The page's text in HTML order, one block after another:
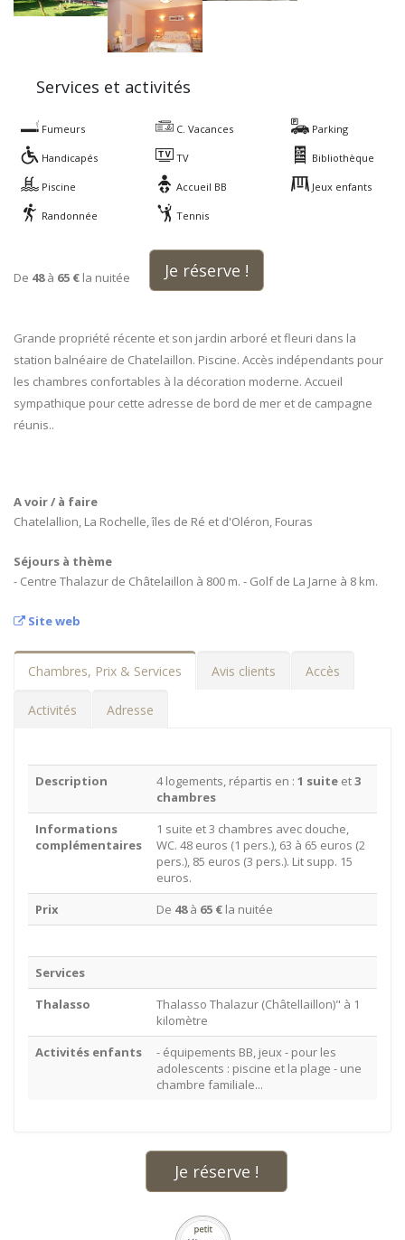
Services et activités
Fumeurs C. Vacances Parking
Handicapés TV Bibliothèque
Piscine Accueil BB Jeux enfants
Randonnée Tennis
De 48à 65 € la nuitée Je réserve !
Grande propriété récente et son jardin arboré et fleuri dans la
station balnéaire de Chatelaillon. Piscine. Accès indépendants pour
les chambres confortables à la décoration moderne. Accueil
sympathique pour cette adresse de bord de mer et de campagne
réunis..
A voir / à faire
Chatelallion, La Rochelle, îles de Ré et d'Oléron, Fouras
Séjours à thème
- Centre Thalazur de Châtelaillon à 800 m. - Golf de La Jarne à 8 km.
Site web
Chambres, Prix & Services Avis clients Accès
Activités Adresse
Description 4 logements, répartis en : 1 suite et3
chambres
Informations
complémentaires
1 suite et 3 chambres avec douche,
WC. 48 euros (1 pers.), 63 à 65 euros (2
pers.), 85 euros (3 pers.). Lit supp. 15
euros.
Prix
De 48à 65 € la nuitée
Services
Thalasso
Thalasso Thalazur (Châtellaillon)" à 1
kilomètre
Activités enfants
- équipements BB, jeux - pour les
adolescents : piscine et la plage - une
chambre familiale...
Je réserve !